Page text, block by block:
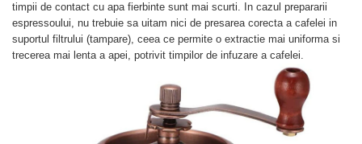
timpii de contact cu apa fierbinte sunt mai scurti. In cazul prepararii
espressoului, nu trebuie sa uitam nici de presarea corecta a cafelei in
suportul filtrului (tampare), ceea ce permite o extractie mai uniforma si
trecerea mai lenta a apei, potrivit timpilor de infuzare a cafelei.